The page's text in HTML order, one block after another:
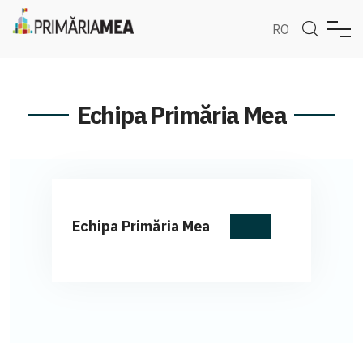
RO
Echipa Primăria Mea
Echipa Primăria Mea